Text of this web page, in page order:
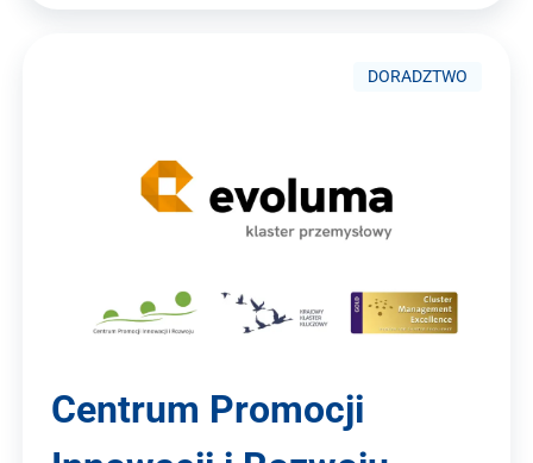
DORADZTWO
Centrum Promocji